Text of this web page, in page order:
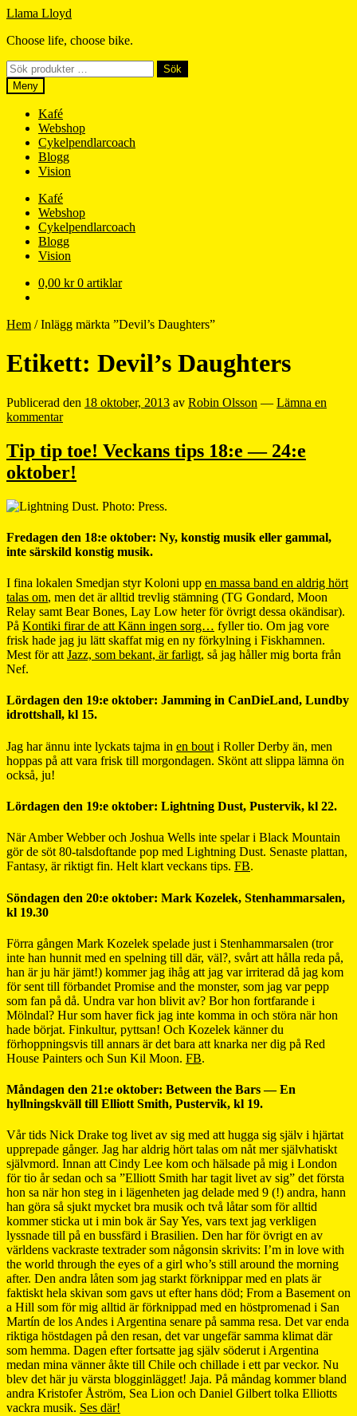
Hoppa
navigering
Hoppa
innehåll
Llama Lloyd
Choose life, choose bike.
Sök
efter:
Sök
Meny
Kafé
Webshop
Cykelpendlarcoach
Blogg
Vision
Kafé
Webshop
Cykelpendlarcoach
Blogg
Vision
0,00 kr 0 artiklar
Hem /Inlägg märkta ”Devil’s Daughters”
Etikett: Devil’s Daughters
Publicerad den 18 oktober, 2013 av Robin Olsson — Lämna en
kommentar
Tip tip toe! Veckans tips 18:e — 24:e
oktober!
Fredagen den 18:e oktober: Ny, konstig musik eller gammal,
inte särskild konstig musik.
I fina lokalen Smedjan styr Koloni upp en massa band en aldrig hört
talas om, men det är alltid trevlig stämning (TG Gondard, Moon
Relay samt Bear Bones, Lay Low heter för övrigt dessa okändisar).
På Kontiki firar de att Känn ingen sorg… fyller tio. Om jag vore
frisk hade jag ju lätt skaffat mig en ny förkylning i Fiskhamnen.
Mest för att Jazz, som bekant, är farligt, så jag håller mig borta från
Nef.
Lördagen den 19:e oktober: Jamming in CanDieLand, Lundby
idrottshall, kl 15.
Jag har ännu inte lyckats tajma in en bout i Roller Derby än, men
hoppas på att vara frisk till morgondagen. Skönt att slippa lämna ön
också, ju!
Lördagen den 19:e oktober: Lightning Dust, Pustervik, kl 22.
När Amber Webber och Joshua Wells inte spelar i Black Mountain
gör de söt 80-talsdoftande pop med Lightning Dust. Senaste plattan,
Fantasy, är riktigt fin. Helt klart veckans tips. FB.
Söndagen den 20:e oktober: Mark Kozelek, Stenhammarsalen,
kl 19.30
Förra gången Mark Kozelek spelade just i Stenhammarsalen (tror
inte han hunnit med en spelning till där, väl?, svårt att hålla reda på,
han är ju här jämt!) kommer jag ihåg att jag var irriterad då jag kom
för sent till förbandet Promise and the monster, som jag var pepp
som fan på då. Undra var hon blivit av? Bor hon fortfarande i
Mölndal? Hur som haver fick jag inte komma in och störa när hon
hade börjat. Finkultur, pyttsan! Och Kozelek känner du
förhoppningsvis till annars är det bara att knarka ner dig på Red
House Painters och Sun Kil Moon. FB.
Måndagen den 21:e oktober: Between the Bars — En
hyllningskväll till Elliott Smith, Pustervik, kl 19.
Vår tids Nick Drake tog livet av sig med att hugga sig själv i hjärtat
upprepade gånger. Jag har aldrig hört talas om nåt mer självhatiskt
självmord. Innan att Cindy Lee kom och hälsade på mig i London
för tio år sedan och sa ”Elliott Smith har tagit livet av sig” det första
hon sa när hon steg in i lägenheten jag delade med 9 (!) andra, hann
han göra så sjukt mycket bra musik och två låtar som för alltid
kommer sticka ut i min bok är Say Yes, vars text jag verkligen
lyssnade till på en bussfärd i Brasilien. Den har för övrigt en av
världens vackraste textrader som någonsin skrivits: I’m in love with
the world through the eyes of a girl who’s still around the morning
after. Den andra låten som jag starkt förknippar med en plats är
faktiskt hela skivan som gavs ut efter hans död; From a Basement on
a Hill som för mig alltid är förknippad med en höstpromenad i San
Martín de los Andes i Argentina senare på samma resa. Det var enda
riktiga höstdagen på den resan, det var ungefär samma klimat där
som hemma. Dagen efter fortsatte jag själv söderut i Argentina
medan mina vänner åkte till Chile och chillade i ett par veckor. Nu
blev det här ju värsta blogginlägget! Jaja. På måndag kommer bland
andra Kristofer Åström, Sea Lion och Daniel Gilbert tolka Elliotts
vackra musik. Ses där!